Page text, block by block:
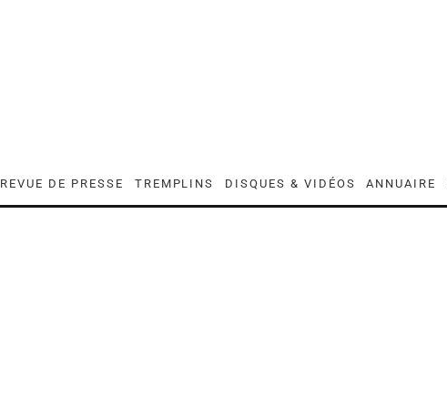
REVUE DE PRESSE TREMPLINS DISQUES & VIDÉOS ANNUAIRE